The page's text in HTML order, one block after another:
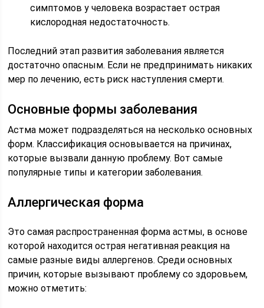
симптомов у человека возрастает острая
кислородная недостаточность.
Последний этап развития заболевания является
достаточно опасным. Если не предпринимать никаких
мер по лечению, есть риск наступления смерти.
Основные формы заболевания
Астма может подразделяться на несколько основных
форм. Классификация основывается на причинах,
которые вызвали данную проблему. Вот самые
популярные типы и категории заболевания.
Аллергическая форма
Это самая распространенная форма астмы, в основе
которой находится острая негативная реакция на
самые разные виды аллергенов. Среди основных
причин, которые вызывают проблему со здоровьем,
можно отметить: